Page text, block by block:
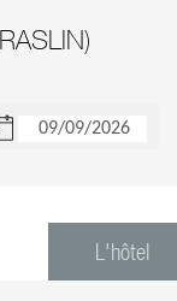
L'hôtel